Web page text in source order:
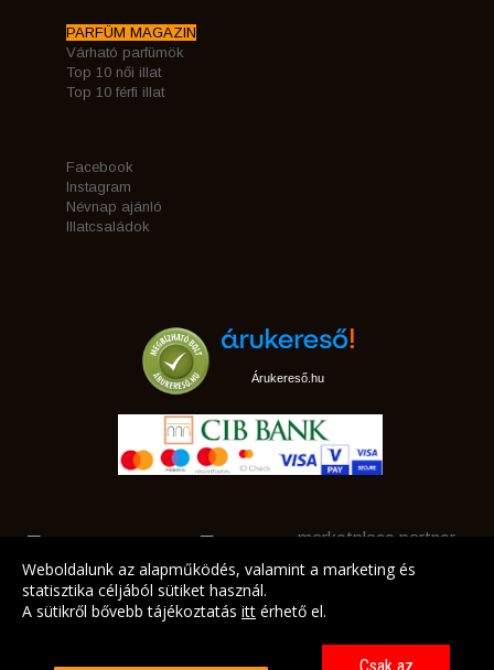
PARFÜM MAGAZIN
Várható parfümök
Top 10 női illat
Top 10 férfi illat
Facebook
Instagram
Névnap ajánló
Illatcsaládok
Árukereső.hu
marketplace partner
Weboldalunk az alapműködés, valamint a marketing és
statisztika céljából sütiket használ.
A sütikről bővebb tájékoztatás itt érhető el.